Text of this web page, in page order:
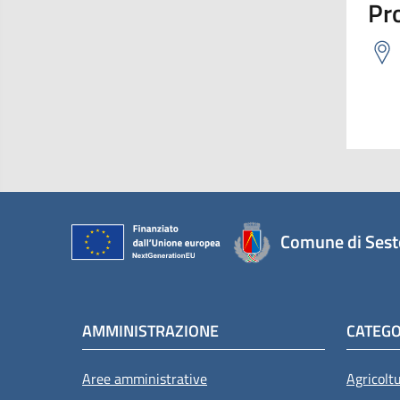
Comune di
AMMINISTRAZIONE
Aree amministrative